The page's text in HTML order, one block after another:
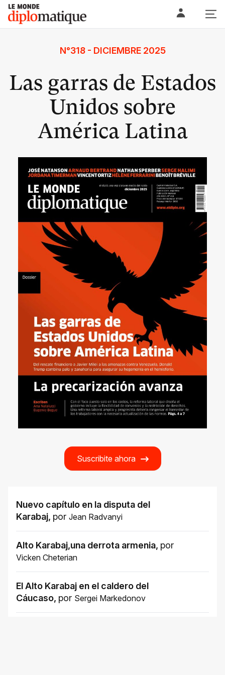
Skip
content
Le monde diplomatique
N°318 - DICIEMBRE 2025
Las garras de Estados
Unidos sobre
América Latina
Suscribite ahora
Nuevo capítulo en la disputa del
Karabaj, por Jean Radvanyi
Alto Karabaj,una derrota armenia, por
Vicken Cheterian
El Alto Karabaj en el caldero del
Cáucaso, por Sergei Markedonov